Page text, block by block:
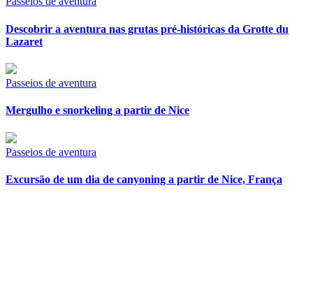
Descobrir a aventura nas grutas pré-históricas da Grotte du
Lazaret
Passeios de aventura
Mergulho e snorkeling a partir de Nice
Passeios de aventura
Excursão de um dia de canyoning a partir de Nice, França